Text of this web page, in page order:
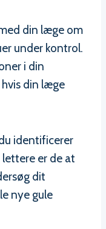
din læge om
under kontrol.
i din
din læge
identificerer
er de at
dit
nye gule